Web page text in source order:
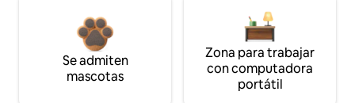
Se admiten
mascotas
Zona para trabajar
con computadora
portátil